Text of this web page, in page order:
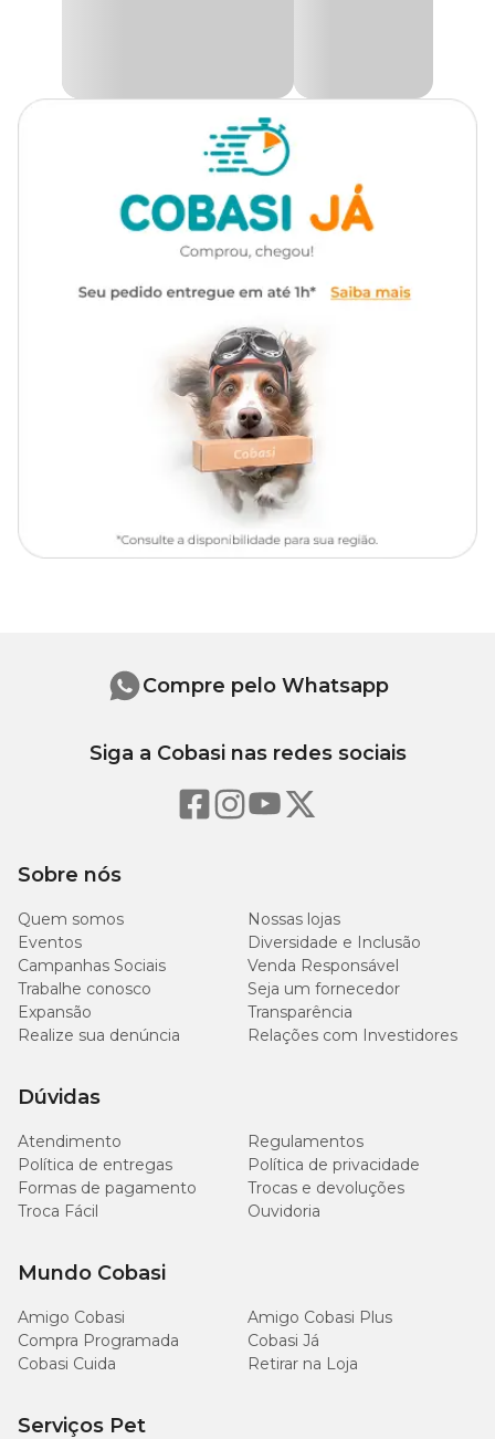
Sobre nós
Quem somos
Nossas lojas
Eventos
Diversidade e Inclusão
Campanhas Sociais
Venda Responsável
Trabalhe conosco
Seja um fornecedor
Expansão
Transparência
Realize sua denúncia
Relações com Investidores
Dúvidas
Atendimento
Regulamentos
Política de entregas
Política de privacidade
Formas de pagamento
Trocas e devoluções
Troca Fácil
Ouvidoria
Mundo Cobasi
Amigo Cobasi
Amigo Cobasi Plus
Compra Programada
Cobasi Já
Cobasi Cuida
Retirar na Loja
Serviços Pet
Compre pelo Whatsapp
Siga a Cobasi nas redes sociais